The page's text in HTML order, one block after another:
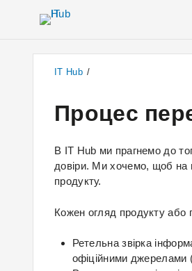
IT Hub /
Процес
В IT Hub ми прагнемо до
довіри. Ми хочемо, щоб на
продукту.
Кожен огляд продукту або
Ретельна звірка
офіційними джерелами